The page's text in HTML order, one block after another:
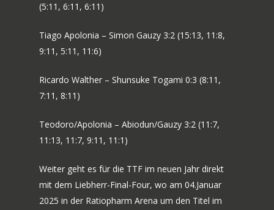
(5:11, 6:11, 6:11)
Tiago Apolonia – Simon Gauzy 3:2 (15:13, 11:8,
9:11, 5:11, 11:6)
Ricardo Walther – Shunsuke Togami 0:3 (8:11,
7:11, 8:11)
Teodoro/Apolonia – Abiodun/Gauzy 3:2 (11:7,
11:13, 11:7, 9:11, 11:1)
Weiter geht es für die TTF im neuen Jahr direkt
mit dem Liebherr-Final-Four, wo am 04.Januar
2025 in der Ratiopharm Arena um den Titel im